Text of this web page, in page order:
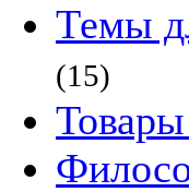
Темы
(15)